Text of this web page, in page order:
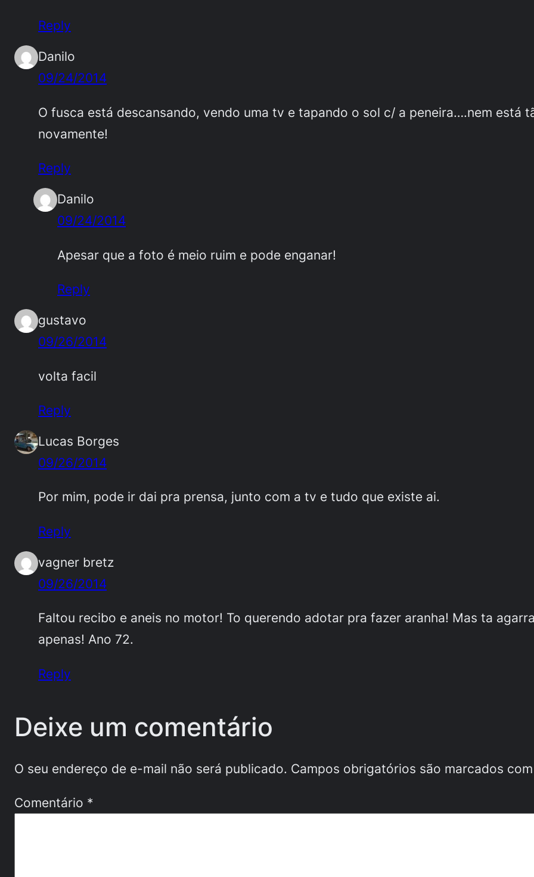
Reply
Danilo
09/24/2014
O fusca está descansando, vendo uma tv e tapando o sol c/ a peneira….nem está
novamente!
Reply
Danilo
09/24/2014
Apesar que a foto é meio ruim e pode enganar!
Reply
gustavo
09/26/2014
volta facil
Reply
Lucas Borges
09/26/2014
Por mim, pode ir dai pra prensa, junto com a tv e tudo que existe ai.
Reply
vagner bretz
09/26/2014
Faltou recibo e aneis no motor! To querendo adotar pra fazer aranha! Mas ta
apenas! Ano 72.
Reply
Deixe um comentário
O seu endereço de e-mail não será publicado. Campos obrigatórios são marcados com
Comentário *